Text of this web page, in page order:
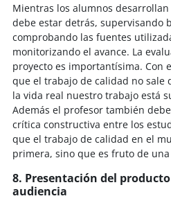
Mientras los alumnos
debe estar detrás, supervisando
comprobando las fuentes
monitorizando el avance. La
proyecto es importantísima. Con
que el trabajo de calidad no
la vida real nuestro trabajo está
Además el profesor también
crítica constructiva entre los
que el trabajo de calidad en el
primera, sino que es fruto de
8. Presentación del
audiencia